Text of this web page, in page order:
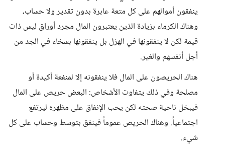
ينفقون أموالهم على كل متعة عابرة بدون تقدير ولا حساب،
وهناك الكرماء بزيادة الذين يعتبرون المال مجرد أوراق ليس ذات
قيمة لكن لا ينفقونها في الهزل بل ينفقونها بسخاء في الجد من
أجل أنفسهم والغير.
هناك الحريصون على المال فلا ينفقونه إلا لمنفعة أكيدة أو
مصلحة وفي ذلك يتفاوت الأشخاص: البعض حريص على المال
فيبخل ناحية صحته لكن يحب الإنفاق على مظهره ليرتفع
اجتماعياً. وهناك الحريص عموماً فينفق بتوسط وحساب على كل
شيء.